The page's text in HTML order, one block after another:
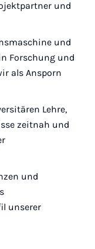
und
und
Forschung und
als Ansporn
Lehre,
zeitnah und
und
unserer